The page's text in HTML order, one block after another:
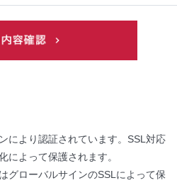
により認証されています。SSL対応
によって保護されます。
グローバルサインのSSLによって保